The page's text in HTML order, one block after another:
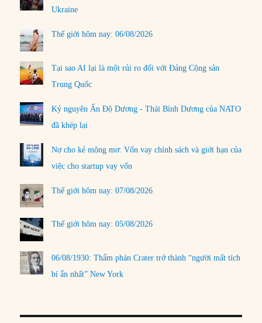
Ukraine
Thế giới hôm nay: 06/08/2026
Tại sao AI lại là một rủi ro đối với Đảng Cộng sản
Trung Quốc
Kỷ nguyên Ấn Độ Dương - Thái Bình Dương của NATO
đã khép lại
Nợ cho kẻ mộng mơ: Vốn vay chính sách và giới hạn của
việc cho startup vay vốn
Thế giới hôm nay: 07/08/2026
Thế giới hôm nay: 05/08/2026
06/08/1930: Thẩm phán Crater trở thành “người mất tích
bí ẩn nhất” New York